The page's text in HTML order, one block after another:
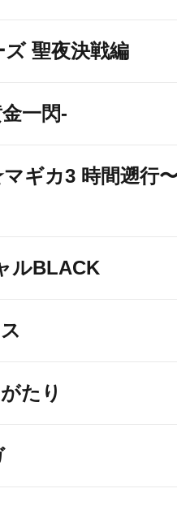
聖夜決戦編
一閃-
ギカ3 時間遡行
ルBLACK
たり